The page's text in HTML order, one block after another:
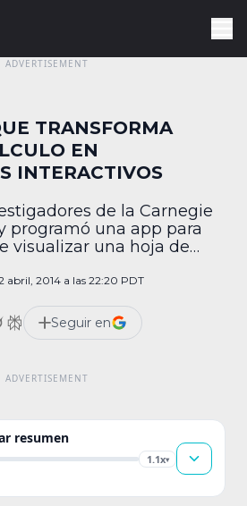
TRANSFORMA
EN
INTERACTIVOS
de la Carnegie
programó una app para
visualizar una hoja de
tablet. Su nombre es
estudio de conjuntos de
en columnas mediante
abril, 2014 a las 22:20 PDT
Seguir en
resumen
1.1x▾